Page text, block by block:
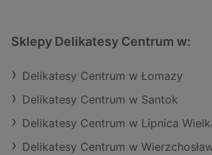
Sklepy Delikatesy Centrum w:
Delikatesy Centrum w Łomazy
Delikatesy Centrum w Santok
Delikatesy Centrum w Lipnica
Delikatesy Centrum w